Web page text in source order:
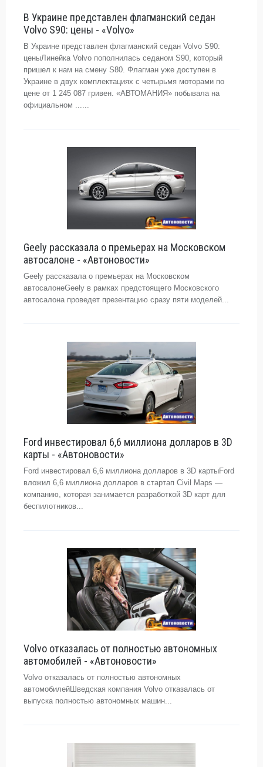
В Украине представлен флагманский седан
Volvo S90: цены - «Volvo»
В Украине представлен флагманский седан Volvo S90:
ценыЛинейка Volvo пополнилась седаном S90, который
пришел к нам на смену S80. Флагман уже доступен в
Украине в двух комплектациях с четырьмя моторами по
цене от 1 245 087 гривен. «АВТОМАНИЯ» побывала на
официальном ......
Geely рассказала о премьерах на Московском
автосалоне - «Автоновости»
Geely рассказала о премьерах на Московском
автосалонеGeely в рамках предстоящего Московского
автосалона проведет презентацию сразу пяти моделей...
Ford инвестировал 6,6 миллиона долларов в 3D
карты - «Автоновости»
Ford инвестировал 6,6 миллиона долларов в 3D картыFord
вложил 6,6 миллиона долларов в стартап Civil Maps —
компанию, которая занимается разработкой 3D карт для
беспилотников...
Volvo отказалась от полностью автономных
автомобилей - «Автоновости»
Volvo отказалась от полностью автономных
автомобилейШведская компания Volvo отказалась от
выпуска полностью автономных машин...